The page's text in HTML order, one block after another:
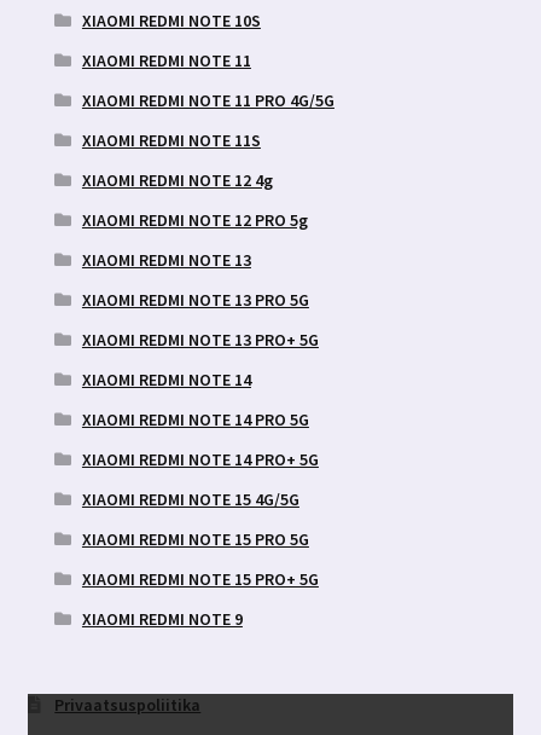
XIAOMI REDMI NOTE 10S
XIAOMI REDMI NOTE 11
XIAOMI REDMI NOTE 11 PRO 4G/5G
XIAOMI REDMI NOTE 11S
XIAOMI REDMI NOTE 12 4g
XIAOMI REDMI NOTE 12 PRO 5g
XIAOMI REDMI NOTE 13
XIAOMI REDMI NOTE 13 PRO 5G
XIAOMI REDMI NOTE 13 PRO+ 5G
XIAOMI REDMI NOTE 14
XIAOMI REDMI NOTE 14 PRO 5G
XIAOMI REDMI NOTE 14 PRO+ 5G
XIAOMI REDMI NOTE 15 4G/5G
XIAOMI REDMI NOTE 15 PRO 5G
XIAOMI REDMI NOTE 15 PRO+ 5G
XIAOMI REDMI NOTE 9
Privaatsuspoliitika